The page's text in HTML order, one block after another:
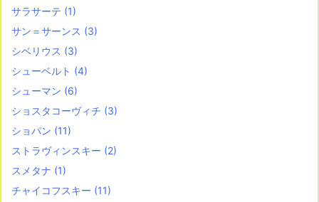
サラサーテ (1)
サン＝サーンス (3)
シベリウス (3)
シューベルト (4)
シューマン (6)
ショスタコーヴィチ (3)
ショパン (11)
ストラヴィンスキー (2)
スメタナ (1)
チャイコフスキー (11)